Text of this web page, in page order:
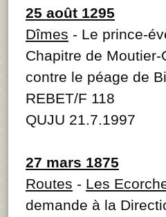
25 août 1295
Dîmes - Le prince-
Chapitre de
contre le péage de
REBET/F 118
QUJU 21.7.1997
27 mars 1875
Routes - Les
demande à la